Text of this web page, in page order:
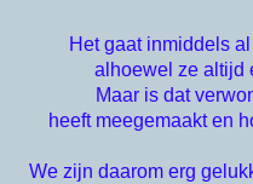
Het gaat inmiddels
alhoewel ze altijd
Maar is dat
heeft meegemaakt en
We zijn daarom erg